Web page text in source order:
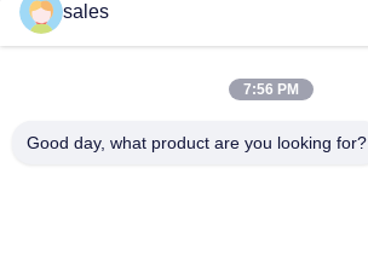
June 29, 2026
00:03
sales
7:56 PM
Good day, what product are you looking for?